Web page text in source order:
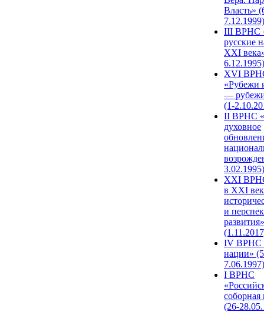
Власть»
7.12.1999)
III ВРНС
русские
XXI
6.12.1995)
XVI
«Рубежи
—
(1-
II ВРНС
духовное
3.02.1995)
XХI
в XXI
и
развития»
IV ВРНС
нации»
7.06.1997)
I ВРНС
(26-